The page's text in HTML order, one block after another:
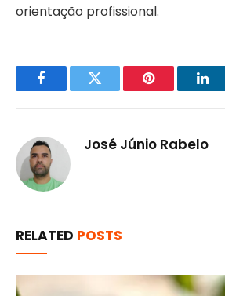
orientação profissional.
FacebookTwitter Pinterest
José Júnio Rabelo
RELATED POSTS